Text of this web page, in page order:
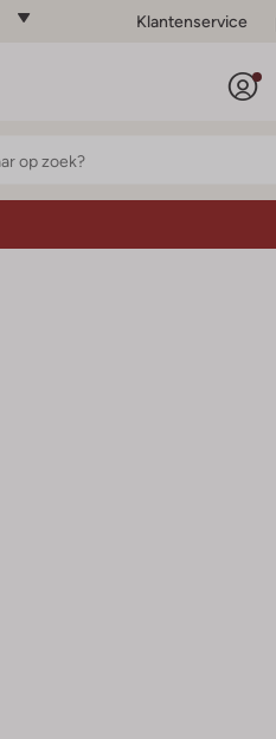
Klantenservice